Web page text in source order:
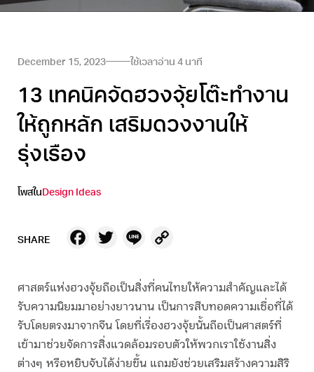
December 15, 2023 ใช้เวลาอ่าน 4 นาที
13 เทคนิคจัดฮวงจุ้ยโต๊ะทำงาน
ให้ถูกหลัก เสริมดวงงานให้
รุ่งเรือง
โพสในDesign Ideas
SHARE Facebook
Twitter
Line
ศาสตร์แห่งฮวงจุ้ยถือเป็นสิ่งที่คนไทยให้ความสำคัญและได้
รับความนิยมมาอย่างยาวนาน เป็นการสืบทอดความเชื่อที่ได้
รับโดยตรงมาจากจีน โดยที่เรื่องฮวงจุ้ยนั้นถือเป็นศาสตร์ที่
เข้ามาช่วยจัดการสิ่งแวดล้อมรอบตัวให้พวกเราใช้งานสิ่ง
ต่างๆ หรือหยิบจับได้ง่ายขึ้น แถมยังช่วยเสริมสร้างความสิริ